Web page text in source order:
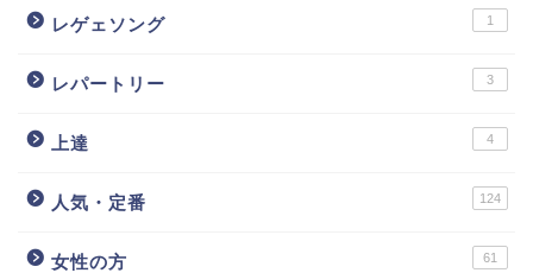
レゲェソング 1
レパートリー 3
上達 4
人気・定番 124
女性の方 61